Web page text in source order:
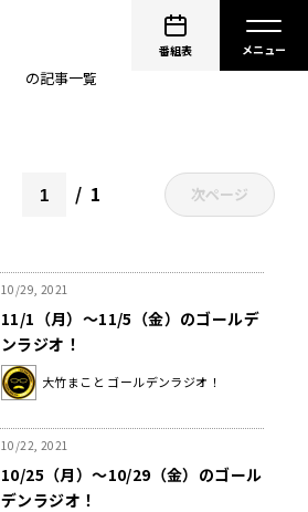
番組表
の記事一覧
1 次ページ
10/29, 2021
11/1（月）～11/5（金）のゴールデ
ンラジオ！
大竹まこと ゴールデンラジオ！
10/22, 2021
10/25（月）～10/29（金）のゴール
デンラジオ！